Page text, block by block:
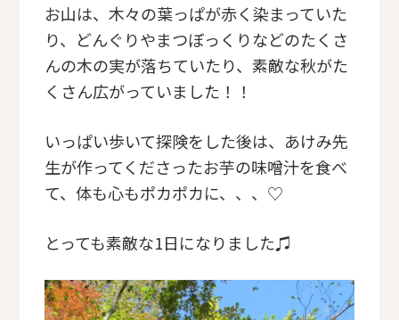
お山は、木々の葉っぱが赤く染まっていた
り、どんぐりやまつぼっくりなどのたくさ
んの木の実が落ちていたり、素敵な秋がた
くさん広がっていました！！
いっぱい歩いて探険をした後は、あけみ先
生が作ってくださったお芋の味噌汁を食べ
て、体も心もポカポカに、、、♡
とっても素敵な1日になりました♫